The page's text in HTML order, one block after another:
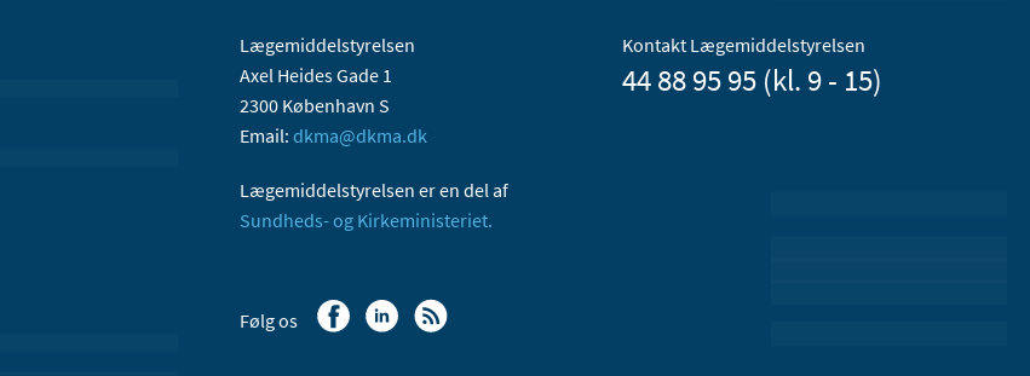
Lægemiddelstyrelsen
Axel Heides Gade 1
2300 København S
Email: dkma@dkma.dk
Lægemiddelstyrelsen er en del af
Sundheds- og Kirkeministeriet.
Kontakt Lægemiddelstyrelsen
44 88 95 95 (kl. 9 - 15)
Følg os